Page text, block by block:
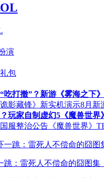
演
包
吃打撤”？新游《雾海之下
影藏锋》新实机演示8月新
玩家自制虚幻5《魔兽世界
服整治公告 《魔兽世界》
跳：雷死人不偿命的囧图集